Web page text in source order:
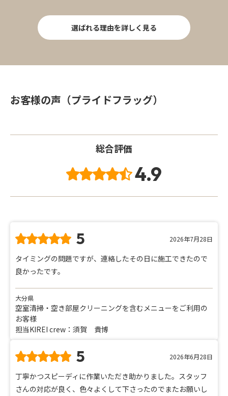
選ばれる理由を詳しく見る
お客様の声（プライドフラッグ）
総合評価
4.9
5 2026年7月28日
タイミングの問題ですが、連絡したその日に施工できたので
良かったです。
大分県
空室清掃・空き部屋クリーニングを含むメニューをご利用の
お客様
担当KIREI crew：須賀 貴博
5 2026年6月28日
丁寧かつスピーディに作業いただき助かりました。スタッフ
さんの対応が良く、色々よくして下さったのでまたお願いし